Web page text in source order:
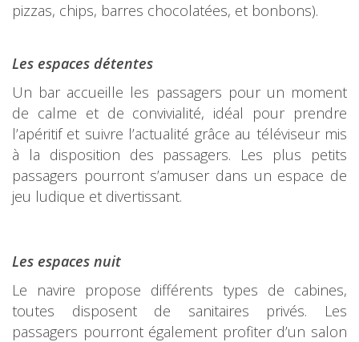
pizzas, chips, barres chocolatées, et bonbons).
Les espaces détentes
Un bar accueille les passagers pour un moment
de calme et de convivialité, idéal pour prendre
l’apéritif et suivre l’actualité grâce au téléviseur mis
à la disposition des passagers. Les plus petits
passagers pourront s’amuser dans un espace de
jeu ludique et divertissant.
Les espaces nuit
Le navire propose différents types de cabines,
toutes disposent de sanitaires privés. Les
passagers pourront également profiter d’un salon